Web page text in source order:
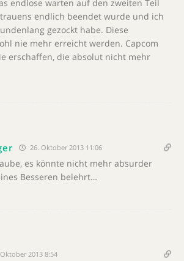
endlose warten auf den zweiten Teil
endlich beendet wurde und ich
gezockt habe. Diese
nie mehr erreicht werden. Capcom
erschaffen, die absolut nicht mehr
26. Oktober 2013 11:06
es könnte nicht mehr absurder
Besseren belehrt…
2013 8:54